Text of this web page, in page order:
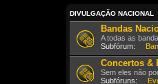
DIVULGAÇÃO NACIONAL
Bandas
A todas as
Subfórum:
Concertos &
Sem eles não
Subfóruns: